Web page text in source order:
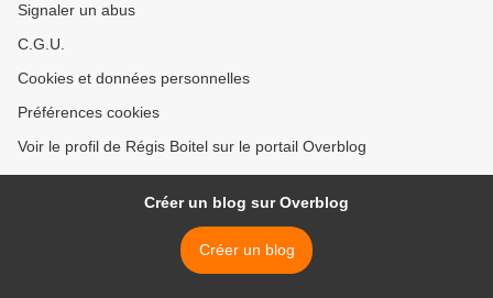
Signaler un abus
C.G.U.
Cookies et données personnelles
Préférences cookies
Voir le profil de Régis Boitel sur le portail Overblog
Créer un blog sur Overblog
Créer un blog